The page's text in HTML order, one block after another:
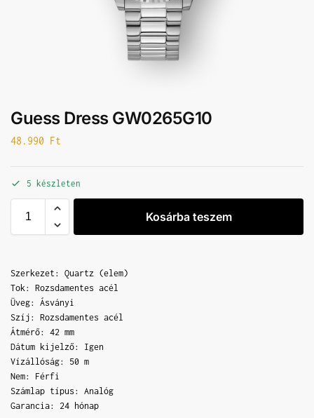
Guess Dress GW0265G10
48.990 Ft
5 készleten
Kosárba teszem
Szerkezet: Quartz (elem)
Tok: Rozsdamentes acél
Üveg: Ásványi
Szíj: Rozsdamentes acél
Átmérő: 42 mm
Dátum kijelző: Igen
Vízállóság: 50 m
Nem: Férfi
Számlap típus: Analóg
Garancia: 24 hónap